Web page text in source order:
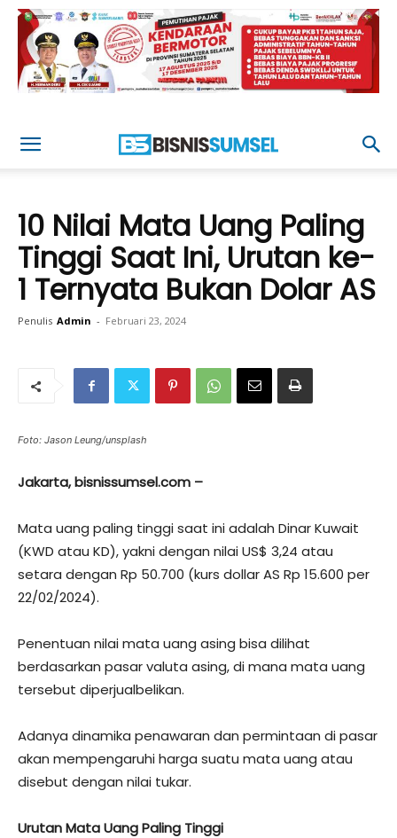
10 Nilai Mata Uang Paling
Tinggi Saat Ini, Urutan ke-
1 Ternyata Bukan Dolar AS
Penulis Admin - Februari 23, 2024
Foto: Jason Leung/unsplash
Jakarta, bisnissumsel.com –
Mata uang paling tinggi saat ini adalah Dinar Kuwait
(KWD atau KD), yakni dengan nilai US$ 3,24 atau
setara dengan Rp 50.700 (kurs dollar AS Rp 15.600 per
22/02/2024).
Penentuan nilai mata uang asing bisa dilihat
berdasarkan pasar valuta asing, di mana mata uang
tersebut diperjualbelikan.
Adanya dinamika penawaran dan permintaan di pasar
akan mempengaruhi harga suatu mata uang atau
disebut dengan nilai tukar.
Urutan Mata Uang Paling Tinggi